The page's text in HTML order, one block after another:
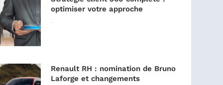
optimiser votre approche
Renault RH : nomination de Bruno
Laforge et changements